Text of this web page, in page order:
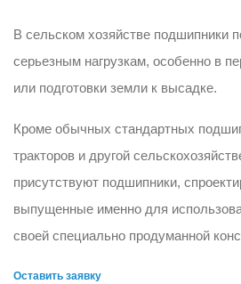
В сельском хозяйстве подшипники
серьезным нагрузкам, особенно в
или подготовки земли к высадке.
Кроме обычных стандартных
тракторов и другой
присутствуют подшипники,
выпущенные именно для
своей специально продуманной
Оставить заявку